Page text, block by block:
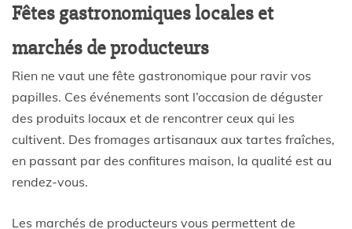
Fêtes gastronomiques locales et
marchés de producteurs
Rien ne vaut une fête gastronomique pour ravir vos
papilles. Ces événements sont l’occasion de déguster
des produits locaux et de rencontrer ceux qui les
cultivent. Des fromages artisanaux aux tartes fraîches,
en passant par des confitures maison, la qualité est au
rendez-vous.
Les marchés de producteurs vous permettent de